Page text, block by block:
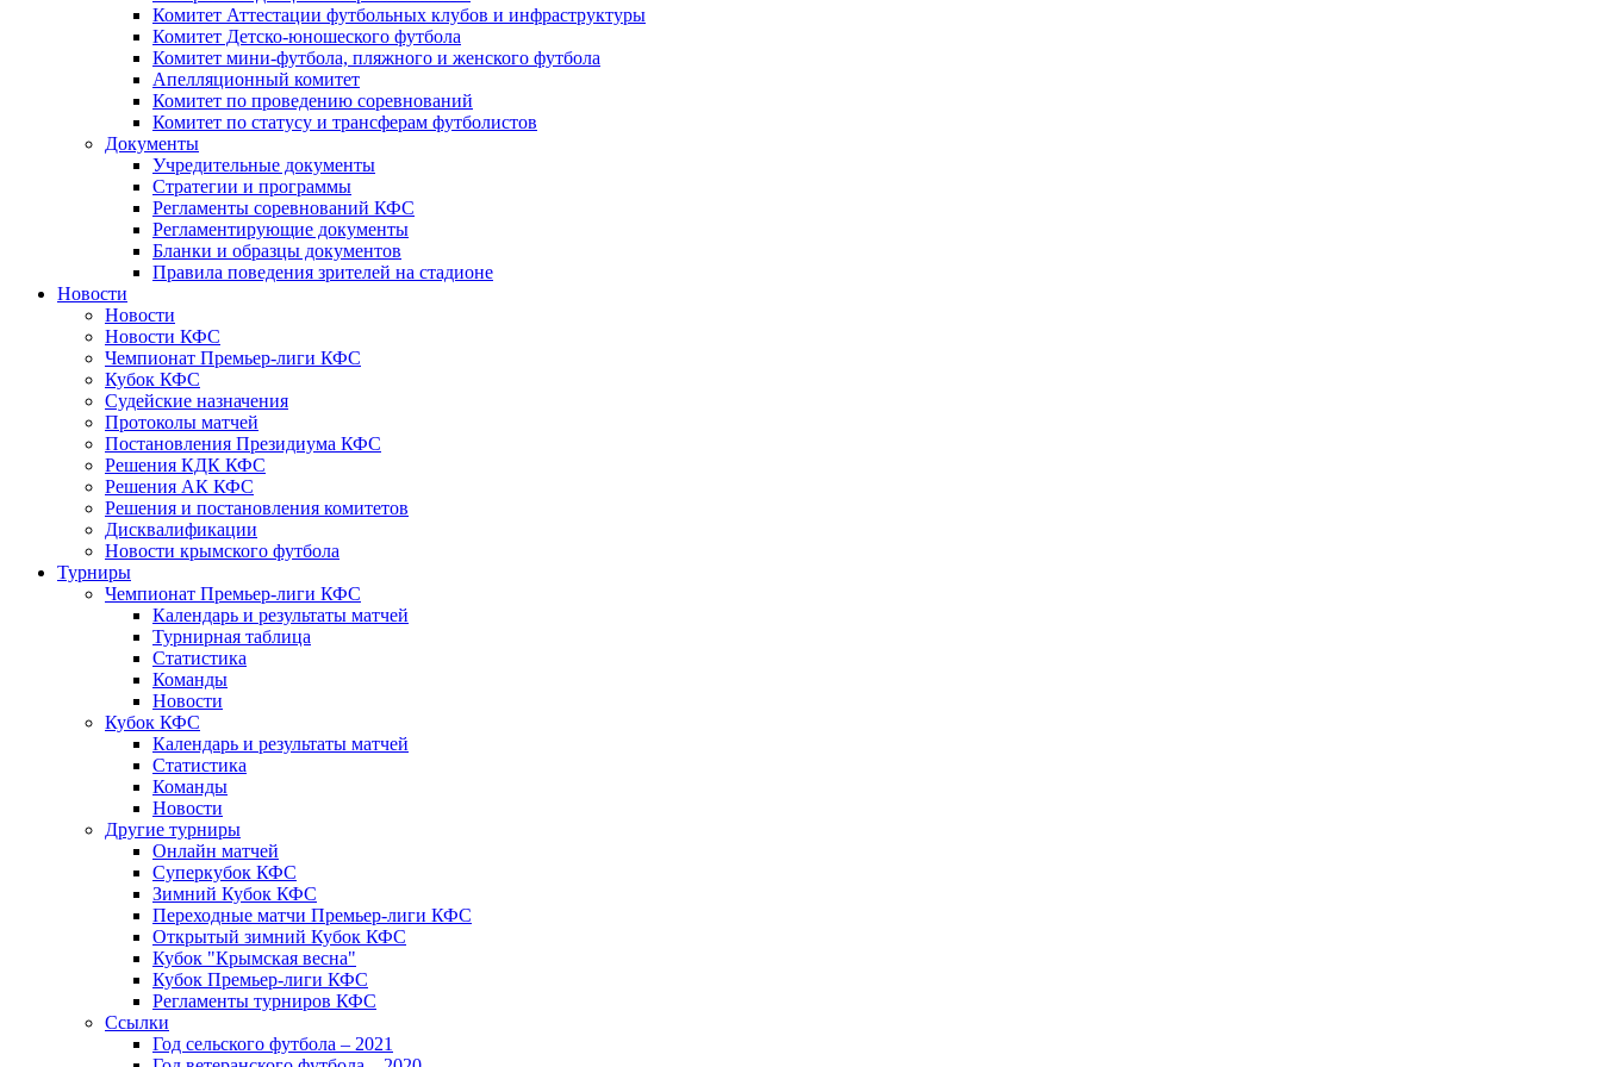
Комитет Аттестации футбольных клубов и инфраструктуры
Комитет Детско-юношеского футбола
Комитет мини-футбола, пляжного и женского футбола
Апелляционный комитет
Комитет по проведению соревнований
Комитет по статусу и трансферам футболистов
Документы
Учредительные документы
Стратегии и программы
Регламенты соревнований КФС
Регламентирующие документы
Бланки и образцы документов
Правила поведения зрителей на стадионе
Новости
Новости
Новости КФС
Чемпионат Премьер-лиги КФС
Кубок КФС
Судейские назначения
Протоколы матчей
Постановления Президиума КФС
Решения КДК КФС
Решения АК КФС
Решения и постановления комитетов
Дисквалификации
Новости крымского футбола
Турниры
Чемпионат Премьер-лиги КФС
Календарь и результаты матчей
Турнирная таблица
Статистика
Команды
Новости
Кубок КФС
Календарь и результаты матчей
Статистика
Команды
Новости
Другие турниры
Онлайн матчей
Суперкубок КФС
Зимний Кубок КФС
Переходные матчи Премьер-лиги КФС
Открытый зимний Кубок КФС
Кубок "Крымская весна"
Кубок Премьер-лиги КФС
Регламенты турниров КФС
Ссылки
Год сельского футбола – 2021